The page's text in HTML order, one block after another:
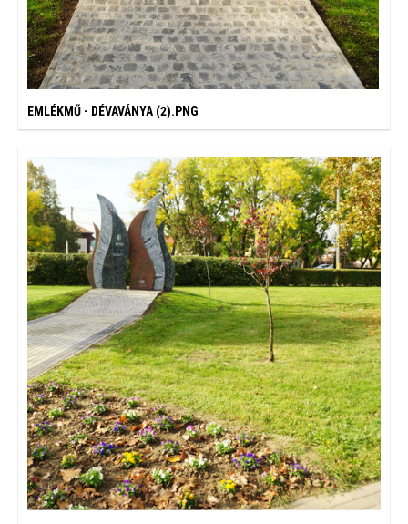
EMLÉKMŰ - DÉVAVÁNYA (2).PNG